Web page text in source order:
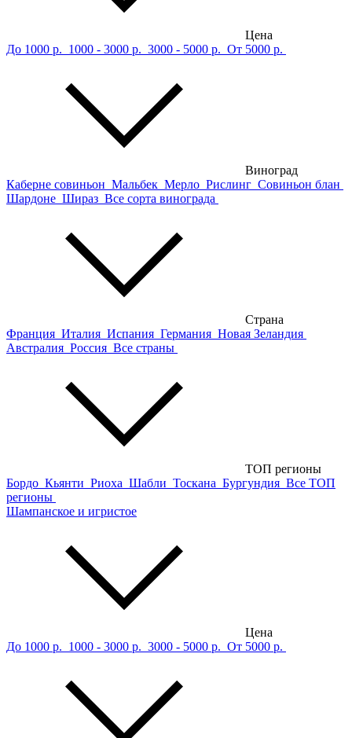
Цена
До 1000 р. 1000 - 3000 р. 3000 - 5000 р. От 5000 р.
Виноград
Каберне совиньон Мальбек Мерло Рислинг Совиньон блан
Шардоне Шираз Все сорта винограда
Страна
Франция Италия Испания Германия Новая Зеландия
Австралия Россия Все страны
ТОП регионы
Бордо Кьянти Риоха Шабли Тоскана Бургундия Все ТОП
регионы
Шампанское и игристое
Цена
До 1000 р. 1000 - 3000 р. 3000 - 5000 р. От 5000 р.